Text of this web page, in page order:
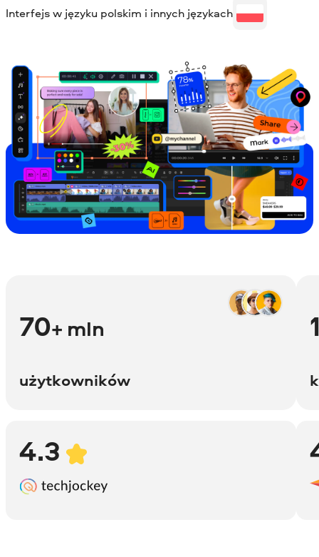
Interfejs w języku polskim i innych językach
70+ mln
użytkowników
4.3